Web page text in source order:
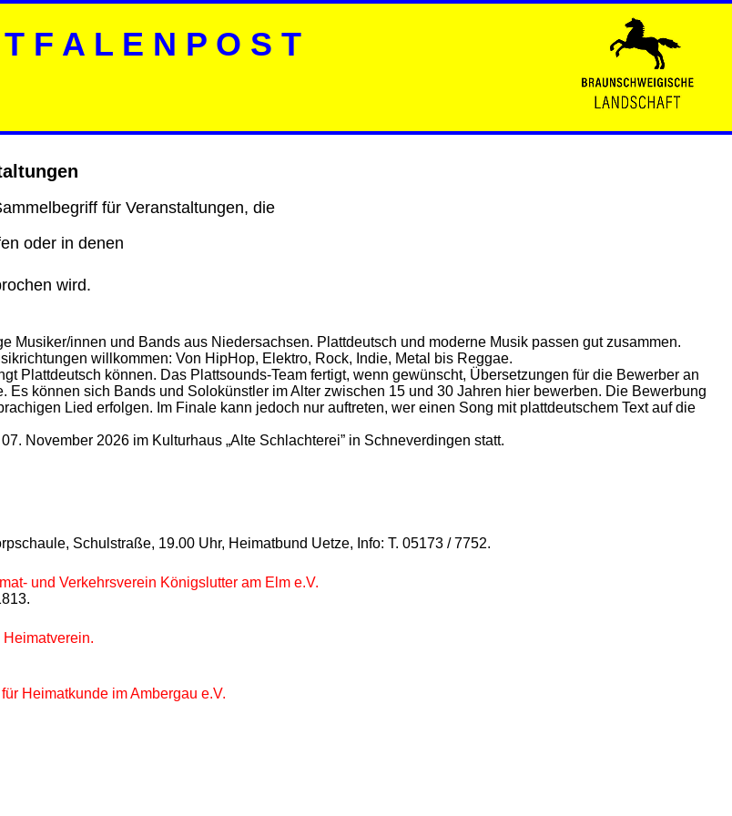
F A L E N P O S T
für Veranstaltungen, die
oder in denen
wird.
Musiker/innen und Bands aus Niedersachsen. Plattdeutsch und moderne Musik passen gut zusammen.
willkommen: Von HipHop, Elektro, Rock, Indie, Metal bis Reggae.
Plattdeutsch können. Das Plattsounds-Team fertigt, wenn gewünscht, Übersetzungen für die Bewerber an
Es können sich Bands und Solokünstler im Alter zwischen 15 und 30 Jahren hier bewerben. Die Bewerbung
Lied erfolgen. Im Finale kann jedoch nur auftreten, wer einen Song mit plattdeutschem Text auf die
November 2026 im Kulturhaus „Alte Schlachterei” in Schneverdingen statt.
Schulstraße, 19.00 Uhr, Heimatbund Uetze, Info: T. 05173 / 7752.
und Verkehrsverein Königslutter am Elm e.V.
Heimatkunde im Ambergau e.V.